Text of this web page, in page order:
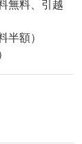
無料、引越
半額）